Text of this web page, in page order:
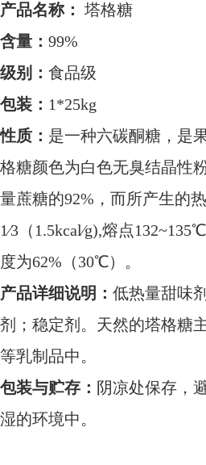
产品名称： 塔格糖
含量： 99%
级别： 食品级
包装： 1*25kg
性质： 是一种六碳酮糖，是
格糖颜色为白色无臭结晶性
量蔗糖的92%，而所产生的
1∕3（1.5kcal∕g),熔点
度为62%（30℃）。
产品详细说明： 低热量甜味
剂；稳定剂。天然的塔格糖
等乳制品中。
包装与贮存： 阴凉处保存，
湿的环境中。